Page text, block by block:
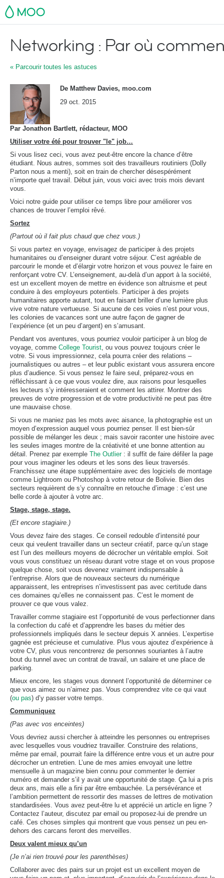
MOO
Networking : Par où
« Parcourir toutes les astuces
De Matthew Davies, moo.com
29 oct. 2015
Par Jonathon Bartlett, rédacteur, MOO
Utiliser votre été pour trouver "le" job…
Si vous lisez ceci, vous avez peut-être encore la chance d’être
étudiant. Nous autres, sommes soit des travailleurs routiniers (Dolly
Parton nous a menti), soit en train de chercher désespérément
n’importe quel travail. Début juin, vous voici avec trois mois devant
vous.
Voici notre guide pour utiliser ce temps libre pour améliorer vos
chances de trouver l’emploi rêvé.
Sortez
(Partout où il fait plus chaud que chez vous.)
Si vous partez en voyage, envisagez de participer à des projets
humanitaires ou d’enseigner durant votre séjour. C’est agréable de
parcourir le monde et d’élargir votre horizon et vous pouvez le faire en
renforçant votre CV. L’enseignement, au-delà d’un apport à la société,
est un excellent moyen de mettre en évidence son altruisme et peut
conduire à des employeurs potentiels. Participer à des projets
humanitaires apporte autant, tout en faisant briller d’une lumière plus
vive votre nature vertueuse. Si aucune de ces voies n’est pour vous,
les colonies de vacances sont une autre façon de gagner de
l’expérience (et un peu d’argent) en s’amusant.
Pendant vos aventures, vous pourriez vouloir participer à un blog de
voyage, comme College Tourist, ou vous pouvez toujours créer le
votre. Si vous impressionnez, cela pourra créer des relations –
journalistiques ou autres – et leur public existant vous assurera encore
plus d’audience. Si vous pensez le faire seul, préparez-vous en
réfléchissant à ce que vous voulez dire, aux raisons pour lesquelles
les lecteurs s’y intéresseraient et comment les attirer. Montrer des
preuves de votre progression et de votre productivité ne peut pas être
une mauvaise chose.
Si vous ne maniez pas les mots avec aisance, la photographie est un
moyen d’expression auquel vous pourriez penser. Il est bien-sûr
possible de mélanger les deux ; mais savoir raconter une histoire avec
les seules images montre de la créativité et une bonne attention au
détail. Prenez par exemple The Outlier: il suffit de faire défiler la page
pour vous imaginer les odeurs et les sons des lieux traversés.
Franchissez une étape supplémentaire avec des logiciels de montage
comme Lightroom ou Photoshop à votre retour de Bolivie. Bien des
secteurs requièrent de s’y connaître en retouche d’image : c’est une
belle corde à ajouter à votre arc.
Stage, stage, stage.
(Et encore stagiaire.)
Vous devez faire des stages. Ce conseil redouble d’intensité pour
ceux qui veulent travailler dans un secteur créatif, parce qu’un stage
est l’un des meilleurs moyens de décrocher un véritable emploi. Soit
vous vous constituez un réseau durant votre stage et on vous propose
quelque chose, soit vous devenez vraiment indispensable à
l’entreprise. Alors que de nouveaux secteurs du numérique
apparaissent, les entreprises n’investissent pas avec certitude dans
ces domaines qu’elles ne connaissent pas. C’est le moment de
prouver ce que vous valez.
Travailler comme stagiaire est l’opportunité de vous perfectionner dans
la confection du café et d’apprendre les bases du métier des
professionnels impliqués dans le secteur depuis X années. L’expertise
gagnée est précieuse et cumulative. Plus vous ajoutez d’expérience à
votre CV, plus vous rencontrerez de personnes souriantes à l’autre
bout du tunnel avec un contrat de travail, un salaire et une place de
parking.
Mieux encore, les stages vous donnent l’opportunité de déterminer ce
que vous aimez ou n’aimez pas. Vous comprendrez vite ce qui vaut
(ou pas) d’y passer votre temps.
Communiquez
(Pas avec vos enceintes)
Vous devriez aussi chercher à atteindre les personnes ou entreprises
avec lesquelles vous voudriez travailler. Construire des relations,
même par email, pourrait faire la différence entre vous et un autre pour
décrocher un entretien. L’une de mes amies envoyait une lettre
mensuelle à un magazine bien connu pour commenter le dernier
numéro et demander s’il y avait une opportunité de stage. Ça lui a pris
deux ans, mais elle a fini par être embauchée. La persévérance et
l’ambition permettent de ressortir des masses de lettres de motivation
standardisées. Vous avez peut-être lu et apprécié un article en ligne ?
Contactez l’auteur, discutez par email ou proposez-lui de prendre un
café. Ces choses simples qui montrent que vous pensez un peu en-
dehors des carcans feront des merveilles.
Deux valent mieux qu’un
(Je n’ai rien trouvé pour les parenthèses)
Collaborer avec des pairs sur un projet est un excellent moyen de